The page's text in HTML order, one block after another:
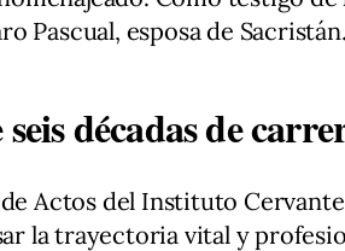
Pascual, esposa de Sacristán.
décadas de
Actos del Instituto
la trayectoria vital y